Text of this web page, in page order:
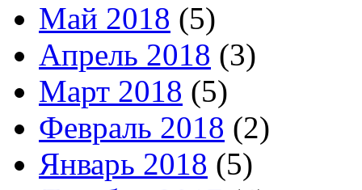
Май 2018 (5)
Апрель 2018 (3)
Март 2018 (5)
Февраль 2018 (2)
Январь 2018 (5)